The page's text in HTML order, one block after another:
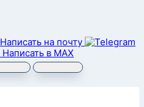
Написать на почту
Написать в MAX